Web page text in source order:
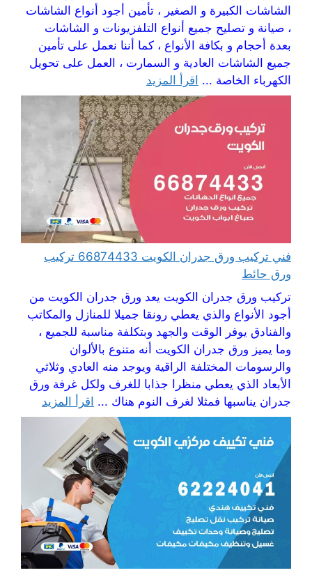
الشاشات الكبيرة و الصغير ، تأمين أجود أنواع الشاشات
، صيانة و تصليح جميع أنواع التلفزيونات و الشاشات
بعدة أحجام و بكافة الأنواع ، كما أننا نعمل على تأمين
جميع الشاشات العادية و السمارت ، العمل على تحويل
الكهرباء الخاصة ... اقرأ المزيد
فني تركيب ورق جدران الكويت 66874433 تركيب
ورق حائط
تركيب ورق جدران الكويت يعد ورق جدران الكويت من
أجود الأنواع والذي يعطي رونقا جميلا للمنازل والمكاتب
والفنادق يوفر الوقت والجهد وبتكلفة مناسبة للجميع ،
وما يميز ورق جدران الكويت أنه متنوع بالألوان
والرسومات المختلفة الراقية ويوجد منه العادي وثلاثي
الأبعاد الذي يعطي منظرا جذابا للغرف ولكل غرفة ورق
جدران يناسبها فمثلا لغرف النوم هناك ... اقرأ المزيد